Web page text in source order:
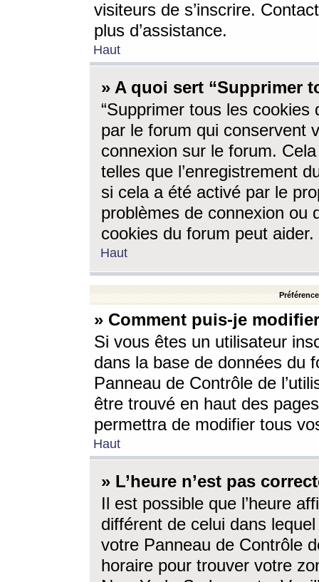
visiteurs de s’inscrire.
plus d’assistance.
Haut
» A quoi sert “Supprimer
“Supprimer tous les cookies
par le forum qui conservent
connexion sur le forum.
telles que l’enregistrement
si cela a été activé par le
problèmes de connexion ou
cookies du forum peut aider.
Haut
» Comment puis-je
Si vous êtes un utilisateur
dans la base de données du
Panneau de Contrôle de
être trouvé en haut des
permettra de modifier tous
Haut
» L’heure n’est pas
Il est possible que l’heure
différent de celui dans
votre Panneau de Contrôle
horaire pour trouver votre